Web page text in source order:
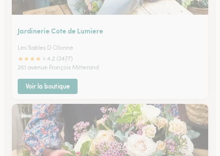
Jardinerie Cote de Lumiere
Les Sables D Olonne
★★★★
4.2 (2477)
261 avenue François Mitterand
Voir la boutique